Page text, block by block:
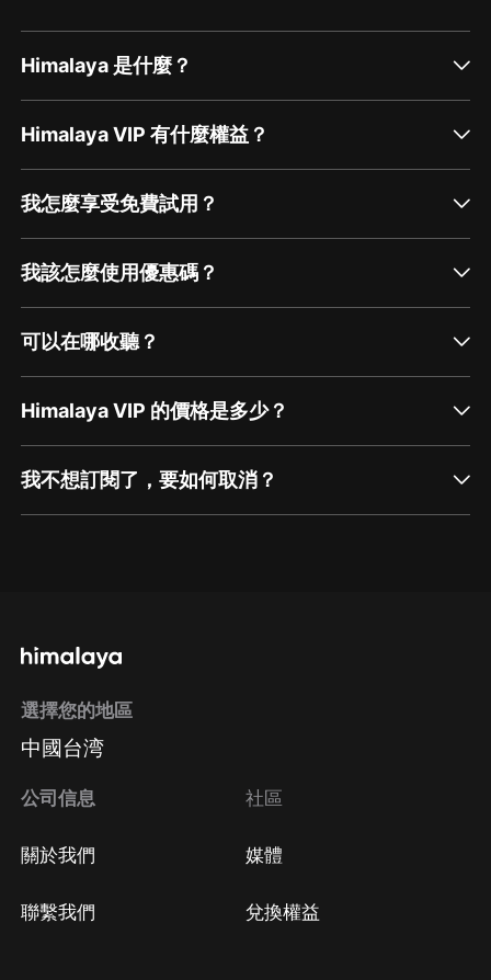
Himalaya 是什麼？
Himalaya VIP 有什麼權益？
我怎麼享受免費試用？
我該怎麼使用優惠碼？
可以在哪收聽？
Himalaya VIP 的價格是多少？
我不想訂閱了，要如何取消？
方法 Google Play取消訂閱方法
選擇您的地區
中國台湾
公司信息
關於我們
聯繫我們
社區
媒體
兌換權益